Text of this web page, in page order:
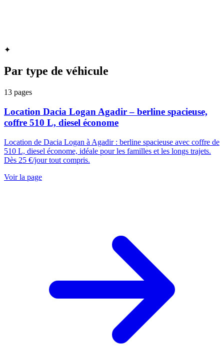
✦
Par type de véhicule
13 pages
Location Dacia Logan Agadir – berline spacieuse,
coffre 510 L, diesel économe
Location de Dacia Logan à Agadir : berline spacieuse avec coffre de
510 L, diesel économe, idéale pour les familles et les longs trajets.
Dès 25 €/jour tout compris.
Voir la page